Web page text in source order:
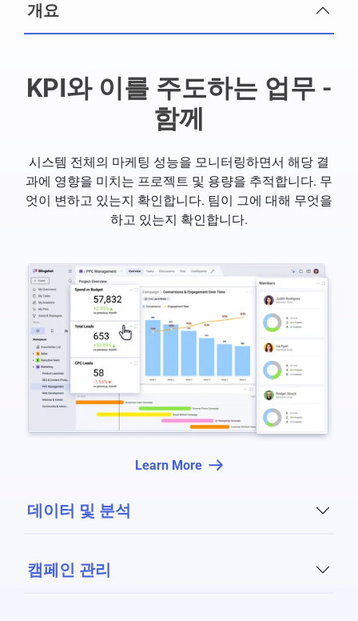
개요
KPI와 이를 주도하는 업무 -
함께
시스템 전체의 마케팅 성능을 모니터링하면서 해당 결
과에 영향을 미치는 프로젝트 및 용량을 추적합니다. 무
엇이 변하고 있는지 확인합니다. 팀이 그에 대해 무엇을
하고 있는지 확인합니다.
Learn More
데이터 및 분석
명확한 마케팅 성능 보기
캠페인 관리